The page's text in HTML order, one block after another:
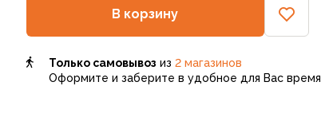
В корзину
Только самовывоз из 2 магазинов
Оформите и заберите в удобное для Вас время